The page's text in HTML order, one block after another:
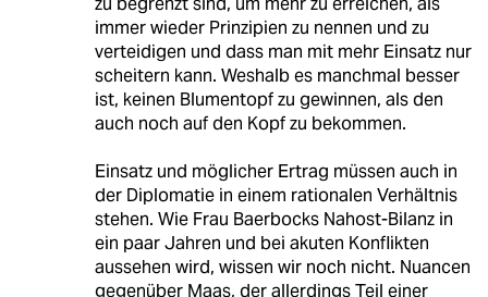
immer wieder Prinzipien zu nennen und zu
verteidigen und dass man mit mehr Einsatz nur
scheitern kann. Weshalb es manchmal besser
ist, keinen Blumentopf zu gewinnen, als den
auch noch auf den Kopf zu bekommen.
Einsatz und möglicher Ertrag müssen auch in
der Diplomatie in einem rationalen Verhältnis
stehen. Wie Frau Baerbocks Nahost-Bilanz in
ein paar Jahren und bei akuten Konflikten
aussehen wird, wissen wir noch nicht. Nuancen
gegenüber Maas, der allerdings Teil einer